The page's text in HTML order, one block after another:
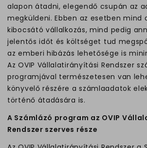
alapon átadni, elegendő csupán az
megküldeni. Ebben az esetben mind
kibocsátó vállalkozás, mind pedig
jelentős időt és költséget tud
az emberi hibázás lehetősége is
Az OVIP Vállalatirányítási Rendszer
programjával természetesen van
könyvelő részére a számlaadatok
történő átadására is.
A Számlázó program az OVIP
Rendszer szerves része